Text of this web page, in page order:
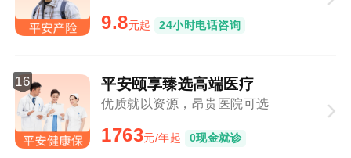
9.8元起 24小时电话咨询
16 平安颐享臻选高端医疗
优质就以资源，昂贵医院可选
1763元/年起 0现金就诊